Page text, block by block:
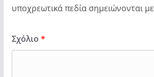
υποχρεωτικά πεδία σημειώνονται με
Σχόλιο *